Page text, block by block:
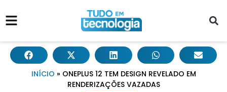
INÍCIO » ONEPLUS 12 TEM DESIGN REVELADO EM
RENDERIZAÇÕES VAZADAS